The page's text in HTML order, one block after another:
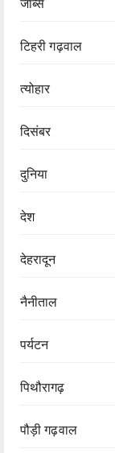
जॉब्स
टिहरी गढ़वाल
त्योहार
दिसंबर
दुनिया
देश
देहरादून
नैनीताल
पर्यटन
पिथौरागढ़
पौड़ी गढ़वाल